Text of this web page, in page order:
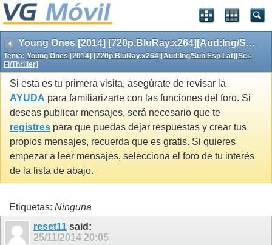
Young Ones [2014] [720p.BluRay.x264][Aud:Ing/Sub Esp Lat][Sci-Fi/Thriller]
Tema: Young Ones [2014] [720p.BluRay.x264][Aud:Ing/Sub Esp Lat][Sci-
Fi/Thriller]
Si esta es tu primera visita, asegúrate de revisar la
AYUDA para familiarizarte con las funciones del foro. Si
deseas publicar mensajes, será necesario que te
registres para que puedas dejar respuestas y crear tus
propios mensajes, recuerda que es gratis. Si quieres
empezar a leer mensajes, selecciona el foro de tu interés
de la lista de abajo.
Etiquetas: Ninguna
reset11 said:
25/11/2014 20:05